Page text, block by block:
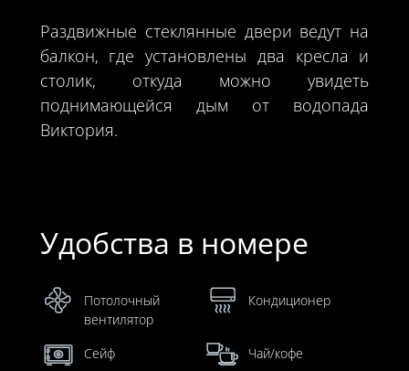
Раздвижные стеклянные двери ведут на
балкон, где установлены два кресла и
столик, откуда можно увидеть
поднимающейся дым от водопада
Виктория.
Удобства в номере
Потолочный
вентилятор
Кондиционер
Сейф
Чай/кофе